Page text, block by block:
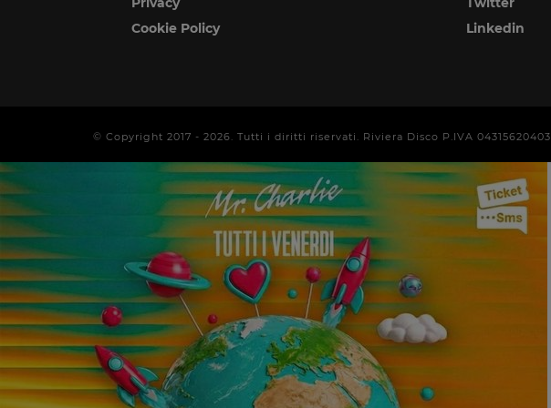
Cookie Policy
Linkedin
© Copyright 2017 - 2026. Tutti i diritti riservati. Riviera Disco P.IVA 04315620403